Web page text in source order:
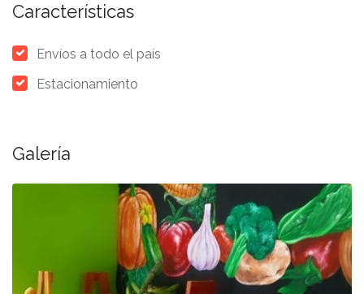
Características
Envíos a todo el país
Estacionamiento
Galería